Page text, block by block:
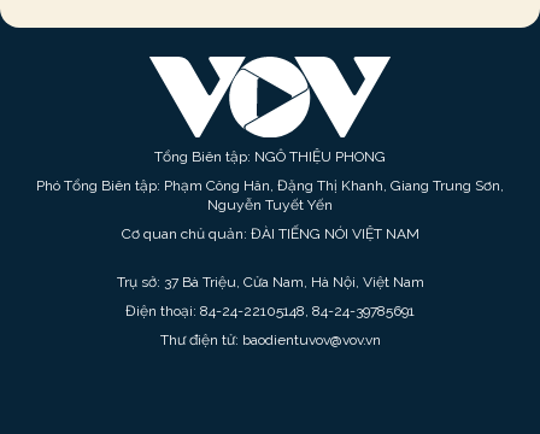
Tổng Biên tập: NGÔ THIỆU PHONG
Phó Tổng Biên tập: Phạm Công Hân, Đặng Thị Khanh, Giang Trung Sơn,
Nguyễn Tuyết Yến
Cơ quan chủ quản: ĐÀI TIẾNG NÓI VIỆT NAM
Trụ sở: 37 Bà Triệu, Cửa Nam, Hà Nội, Việt Nam
Điện thoại: 84-24-22105148, 84-24-39785691
Thư điện tử: baodientuvov@vov.vn